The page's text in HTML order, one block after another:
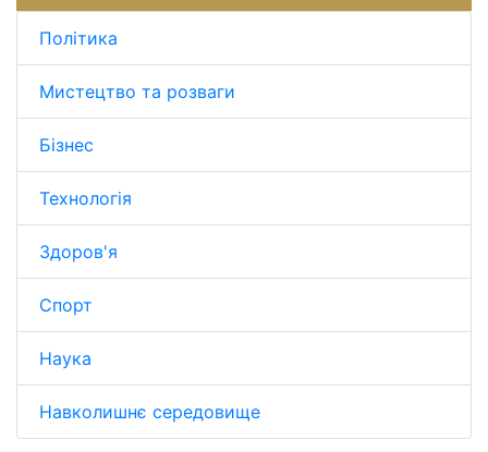
Політика
Мистецтво та розваги
Бізнес
Технологія
Здоров'я
Спорт
Наука
Навколишнє середовище